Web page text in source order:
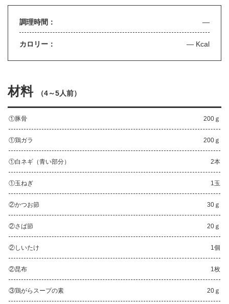
調理時間： —
カロリー： — Kcal
材料 （4～5人前）
①豚骨 200ｇ
①鶏ガラ 200ｇ
①白ネギ（青い部分） 2本
①玉ねぎ 1玉
②かつお節 30ｇ
②さば節 20ｇ
②しいたけ 1個
②昆布 1枚
③鶏がらスープの素 20ｇ